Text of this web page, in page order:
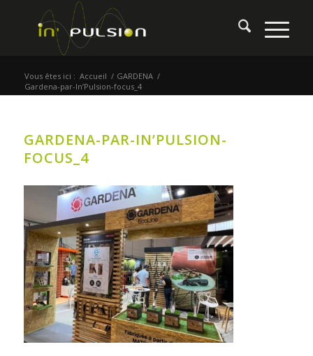
Vous êtes ici : Accueil / GARDENA /
Gardena-par-In’Pulsion-focus_4
GARDENA-PAR-IN’PULSION-
FOCUS_4